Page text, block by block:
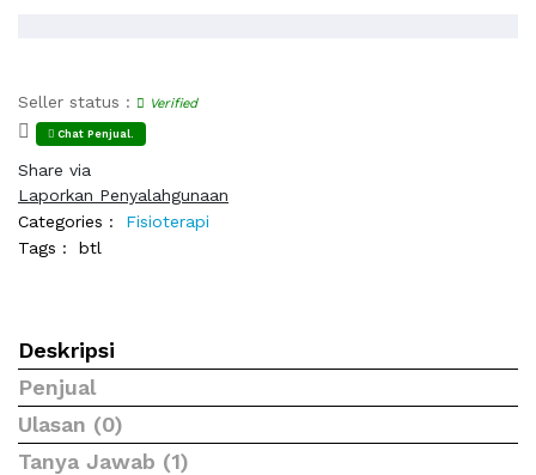
Seller status : Verified
Chat Penjual.
Share via
Laporkan Penyalahgunaan
Categories :
Fisioterapi
Tags :
btl
Deskripsi
Penjual
Ulasan (0)
Tanya Jawab (1)